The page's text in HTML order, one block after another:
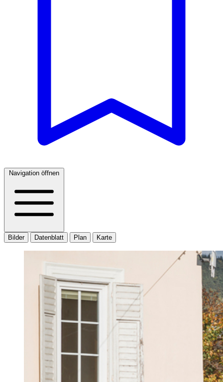
Navigation öffnen
Bilder Datenblatt Plan Karte